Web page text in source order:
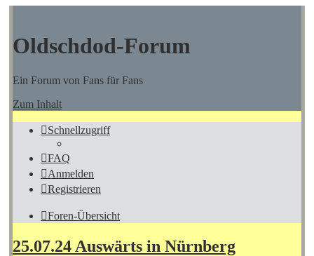
Oldschdod-Forum
Ein Forum von Fans für Fans
Zum Inhalt
Schnellzugriff
FAQ
Anmelden
Registrieren
Foren-Übersicht
25.07.24 Auswärts in Nürnberg